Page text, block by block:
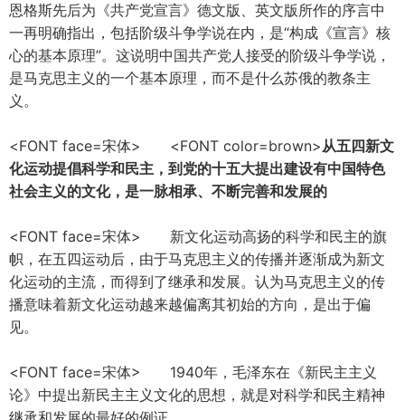
恩格斯先后为《共产党宣言》德文版、英文版所作的序言中
一再明确指出，包括阶级斗争学说在内，是“构成《宣言》核
心的基本原理”。这说明中国共产党人接受的阶级斗争学说，
是马克思主义的一个基本原理，而不是什么苏俄的教条主
义。
<FONT face=宋体> <FONT color=brown>从五四新文
化运动提倡科学和民主，到党的十五大提出建设有中国特色
社会主义的文化，是一脉相承、不断完善和发展的
<FONT face=宋体> 新文化运动高扬的科学和民主的旗
帜，在五四运动后，由于马克思主义的传播并逐渐成为新文
化运动的主流，而得到了继承和发展。认为马克思主义的传
播意味着新文化运动越来越偏离其初始的方向，是出于偏
见。
<FONT face=宋体> 1940年，毛泽东在《新民主主义
论》中提出新民主主义文化的思想，就是对科学和民主精神